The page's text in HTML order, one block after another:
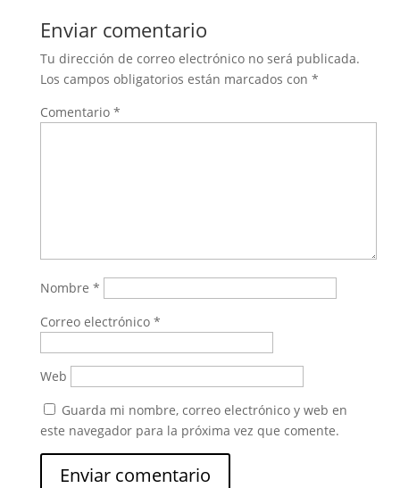
Enviar comentario
Tu dirección de correo electrónico no será publicada.
Los campos obligatorios están marcados con *
Comentario *
Nombre *
Correo electrónico *
Web
Guarda mi nombre, correo electrónico y web en
este navegador para la próxima vez que comente.